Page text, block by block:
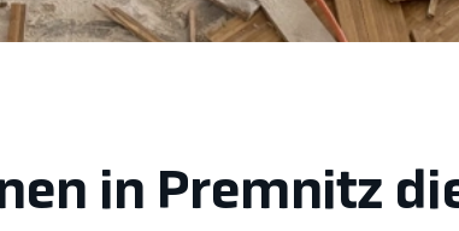
in Premnitz